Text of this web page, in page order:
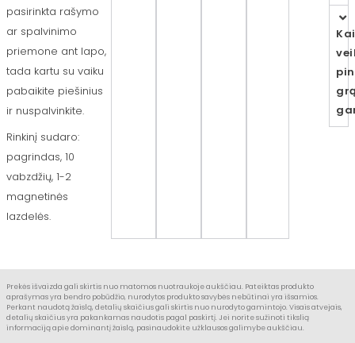
pasirinkta rašymo
ar spalvinimo
priemone ant lapo,
tada kartu su vaiku
pabaikite piešinius
ir nuspalvinkite.
Rinkinį sudaro:
pagrindas, 10
vabzdžių, 1-2
magnetinės
lazdelės.
Prekės išvaizda gali skirtis nuo matomos nuotraukoje aukščiau. Pateiktas produkto
aprašymas yra bendro pobūdžio, nurodytos produkto savybės nebūtinai yra išsamios.
Perkant naudotą žaislą, detalių skaičius gali skirtis nuo nurodyto gamintojo. Visais atvejais,
detalių skaičius yra pakankamas naudotis pagal paskirtį. Jei norite sužinoti tikslią
informaciją apie dominantį žaislą, pasinaudokite užklausos galimybe aukščiau.